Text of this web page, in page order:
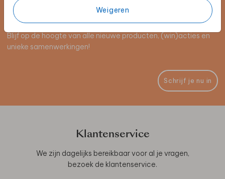
Weigeren
Schrijf je in voor de nieuwsbrief
Blijf op de hoogte van alle nieuwe producten, (win)acties en
unieke samenwerkingen!
Schrijf je nu in
Klantenservice
We zijn dagelijks bereikbaar voor al je vragen,
bezoek de klantenservice.